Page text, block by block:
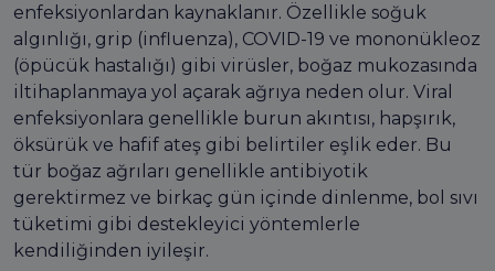
enfeksiyonlardan kaynaklanır. Özellikle soğuk
algınlığı, grip (influenza), COVID-19 ve mononükleoz
(öpücük hastalığı) gibi virüsler, boğaz mukozasında
iltihaplanmaya yol açarak ağrıya neden olur. Viral
enfeksiyonlara genellikle burun akıntısı, hapşırık,
öksürük ve hafif ateş gibi belirtiler eşlik eder. Bu
tür boğaz ağrıları genellikle antibiyotik
gerektirmez ve birkaç gün içinde dinlenme, bol sıvı
tüketimi gibi destekleyici yöntemlerle
kendiliğinden iyileşir.